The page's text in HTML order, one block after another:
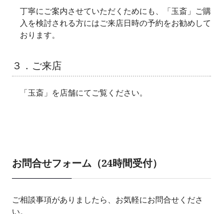
丁寧にご案内させていただくためにも、「玉斎」ご購
入を検討される方にはご来店日時の予約をお勧めして
おります。
３．ご来店
「玉斎」を店舗にてご覧ください。
お問合せフォーム（24時間受付）
ご相談事項がありましたら、お気軽にお問合せくださ
い。